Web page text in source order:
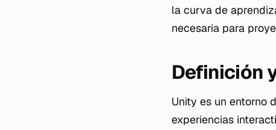
la curva de
necesaria para
Definición
Unity es un entorno
experiencias